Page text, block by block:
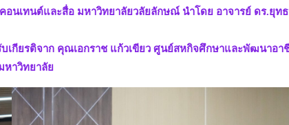
นเทนต์และสื่อ มหาวิทยาลัยวลัยลักษณ์ นำโดย อาจารย์ ดร.ยุท
เกียรติจาก คุณเอกราช แก้วเขียว ศูนย์สหกิจศึกษาและพัฒนาอ
หาวิทยาลัย